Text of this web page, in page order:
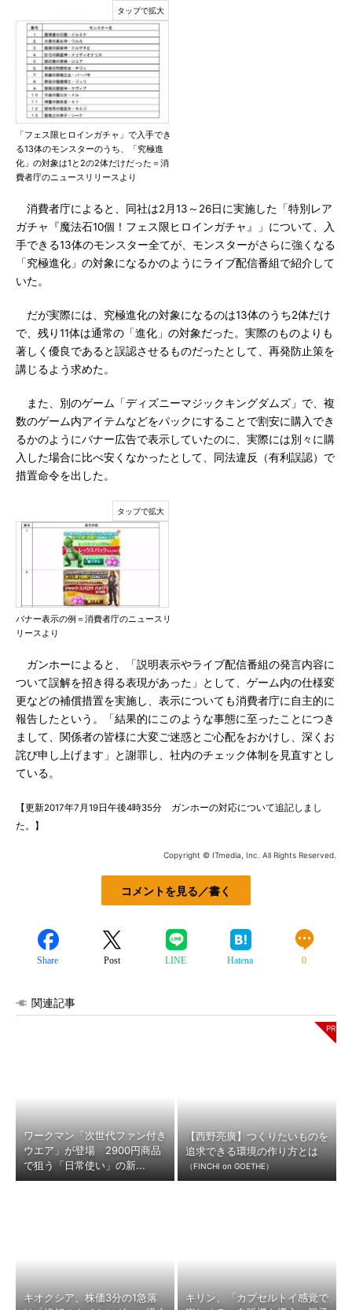
「フェス限ヒロインガチャ」で入手でき
る13体のモンスターのうち、「究極進
化」の対象は1と2の2体だけだった＝消
費者庁のニュースリリースより
消費者庁によると、同社は2月13～26日に実施した「特別レア
ガチャ『魔法石10個！フェス限ヒロインガチャ』」について、入
手できる13体のモンスター全てが、モンスターがさらに強くなる
「究極進化」の対象になるかのようにライブ配信番組で紹介して
いた。
だが実際には、究極進化の対象になるのは13体のうち2体だけ
で、残り11体は通常の「進化」の対象だった。実際のものよりも
著しく優良であると誤認させるものだったとして、再発防止策を
講じるよう求めた。
また、別のゲーム「ディズニーマジックキングダムズ」で、複
数のゲーム内アイテムなどをパックにすることで割安に購入でき
るかのようにバナー広告で表示していたのに、実際には別々に購
入した場合に比べ安くなかったとして、同法違反（有利誤認）で
措置命令を出した。
バナー表示の例＝消費者庁のニュースリ
リースより
ガンホーによると、「説明表示やライブ配信番組の発言内容に
ついて誤解を招き得る表現があった」として、ゲーム内の仕様変
更などの補償措置を実施し、表示についても消費者庁に自主的に
報告したという。「結果的にこのような事態に至ったことにつき
まして、関係者の皆様に大変ご迷惑とご心配をおかけし、深くお
詫び申し上げます」と謝罪し、社内のチェック体制を見直すとし
ている。
【更新2017年7月19日午後4時35分 ガンホーの対応について追記しまし
た。】
Copyright © ITmedia, Inc. All Rights Reserved.
コメントを見る／書く
Share Post LINE Hatena 0
関連記事
ワークマン「次世代ファン付き
ウエア」が登場 2900円商品
で狙う「日常使い」の新...
【西野亮廣】つくりたいものを
追求できる環境の作り方とは
（FINCHI on GOETHE）
キオクシア、株価3分の1急落
キリン、「カプセルトイ感覚で